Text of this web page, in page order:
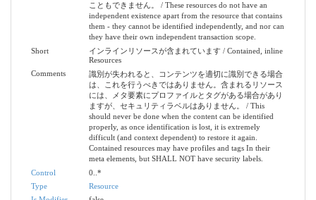
こともできません。 / These resources do not have an
independent existence apart from the resource that contains
them - they cannot be identified independently, and nor can
they have their own independent transaction scope.
Short
インラインリソースが含まれています / Contained, inline
Resources
Comments
識別が失われると、コンテンツを適切に識別できる場合
は、これを行うべきではありません。含まれるリソース
には、メタ要素にプロファイルとタグがある場合があり
ますが、セキュリティラベルはありません。 / This
should never be done when the content can be identified
properly, as once identification is lost, it is extremely
difficult (and context dependent) to restore it again.
Contained resources may have profiles and tags In their
meta elements, but SHALL NOT have security labels.
Control
0..*
Type
Resource